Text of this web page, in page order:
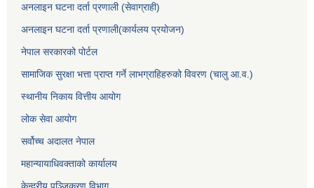
अनलाइन घटना दर्ता प्रणाली (सेवाग्राही)
अनलाइन घटना दर्ता प्रणाली(कार्यलय प्रयोजन)
नेपाल सरकारको पोर्टल
सामाजिक सुरक्षा भत्ता प्राप्त गर्ने लाभग्राहिहरुको विवरण (चालु आ.व.)
स्थानीय निकाय वित्तीय आयोग
लोक सेवा आयोग
सर्वोच्च अदालत नेपाल
महान्यायाधिवक्ताको कार्यालय